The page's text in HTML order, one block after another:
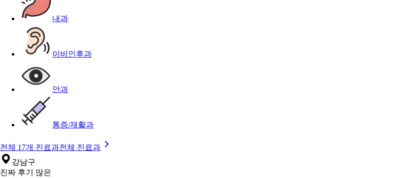
내과
이비인후과
안과
통증/재활과
전체 17개 진료과전체 진료과
강남구
진짜 후기 많은